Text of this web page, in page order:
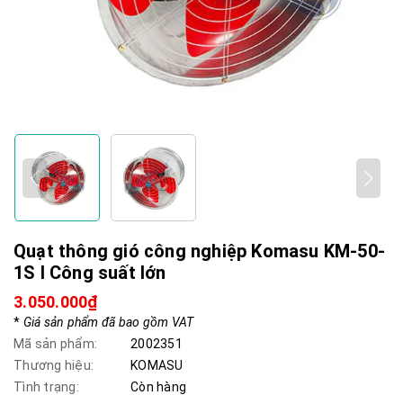
Quạt thông gió công nghiệp Komasu KM-50-
1S I Công suất lớn
3.050.000₫
* Giá sản phẩm đã bao gồm VAT
Mã sản phẩm:
2002351
Thương hiệu:
KOMASU
Tình trạng:
Còn hàng